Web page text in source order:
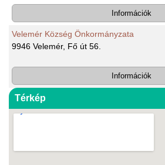
Információk
Velemér Község Önkormányzata
9946 Velemér, Fő út 56.
Információk
Térkép